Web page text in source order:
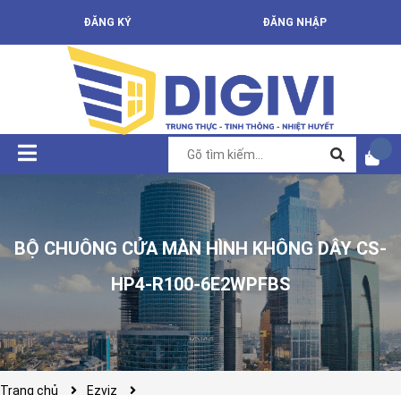
ĐĂNG KÝ ĐĂNG NHẬP
BỘ CHUÔNG CỬA MÀN HÌNH KHÔNG DÂY CS-
HP4-R100-6E2WPFBS
Trang chủ
Ezviz